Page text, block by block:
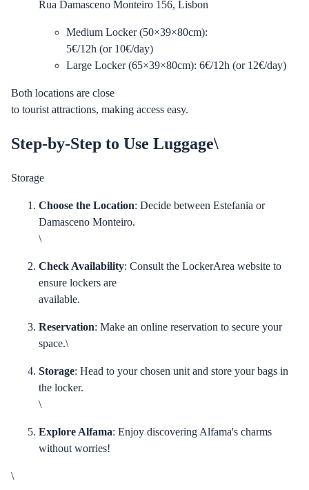
Rua Damasceno Monteiro 156, Lisbon
Medium Locker (50×39×80cm):
5€/12h (or 10€/day)
Large Locker (65×39×80cm): 6€/12h (or 12€/day)
Both locations are close
to tourist attractions, making access easy.
Step-by-Step to Use Luggage\
Storage
Choose the Location: Decide between Estefania or
Damasceno Monteiro.
\
Check Availability: Consult the LockerArea website to
ensure lockers are
available.
Reservation: Make an online reservation to secure your
space.\
Storage: Head to your chosen unit and store your bags in
the locker.
\
Explore Alfama: Enjoy discovering Alfama's charms
without worries!
\